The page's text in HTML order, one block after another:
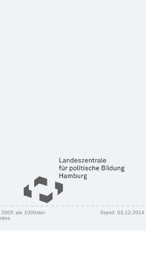
2005 als 1000ster
Stand: 03.12.2014